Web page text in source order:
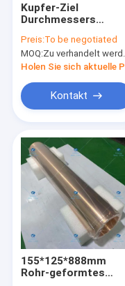
Produkte
Über uns
Fabrik-Ausflug
Qualitätskontrolle
Kupfer-Ziel
Durchmessers
Kaltwiderstand-
GBT19001
Preis:To be negotiated
MOQ:Zu verhandelt werden
Kontakt
155*125*888mm
Rohr-geformtes